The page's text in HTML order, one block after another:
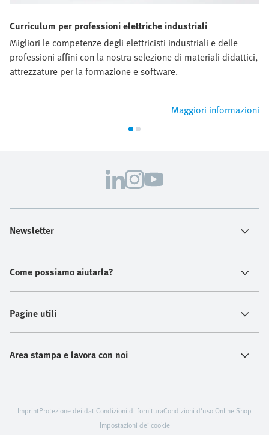
Curriculum per professioni elettriche industriali
Migliori le competenze degli elettricisti industriali e delle
professioni affini con la nostra selezione di materiali didattici,
attrezzature per la formazione e software.
Maggiori informazioni
Newsletter
Come possiamo aiutarla?
Pagine utili
Area stampa e lavora con noi
ImprintProtezione dei datiCondizioni di fornituraCondizioni d'uso Online Shop
Impostazioni dei cookie